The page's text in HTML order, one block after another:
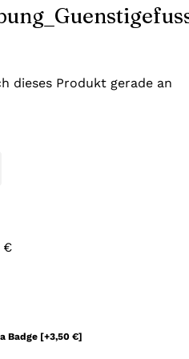
dieses Produkt gerade an
€
Badge [+3,50 €]